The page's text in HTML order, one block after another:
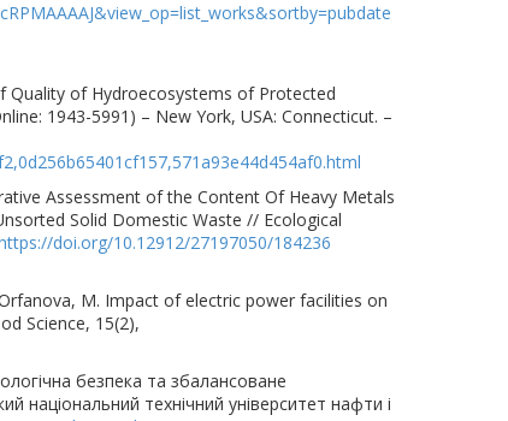
Quality of Hydroecosystems of Protected
1943-5991) – New York, USA: Connecticut. –
Assessment of the Content Of Heavy Metals
Solid Domestic Waste // Ecological
doi.org/10.12912/27197050/184236
M. Impact of electric power facilities on
Science, 15(2),
безпека та збалансоване
національний технічний університет нафти і